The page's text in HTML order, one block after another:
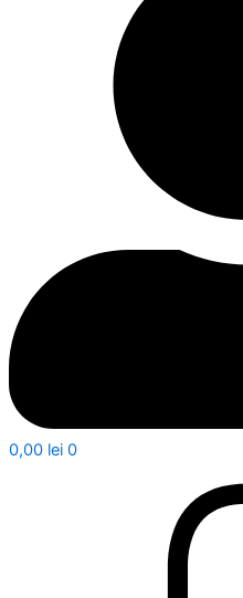
0,00 lei 0